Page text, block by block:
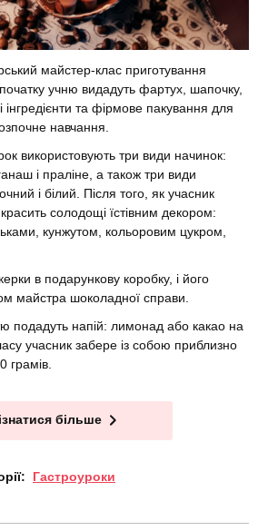
майстер-клас приготування
учню видадуть фартух, шапочку,
інгредієнти та фірмове пакування для
навчання.
використовують три види начинок:
і праліне, а також три види
і білий. Після того, як учасник
солодощі їстівним декором:
кунжутом, кольоровим цукром,
в подарункову коробку, і його
майстра шоколадної справи.
подадуть напій: лимонад або какао на
учасник забере із собою приблизно
грамів.
більше
Гастроуроки